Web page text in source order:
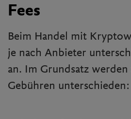
Fees
Beim Handel mit
je nach Anbieter
an. Im Grundsatz
Gebühren unterschieden: